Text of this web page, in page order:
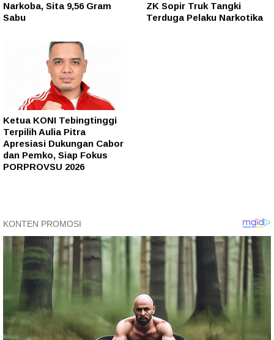
Narkoba, Sita 9,56 Gram
Sabu
ZK Sopir Truk Tangki
Terduga Pelaku Narkotika
Ketua KONI Tebingtinggi
Terpilih Aulia Pitra
Apresiasi Dukungan Cabor
dan Pemko, Siap Fokus
PORPROVSU 2026